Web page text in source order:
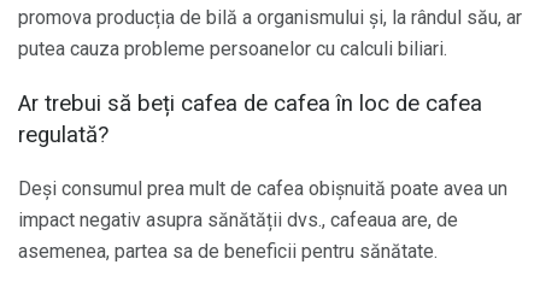
promova producția de bilă a organismului și, la rândul său, ar
putea cauza probleme persoanelor cu calculi biliari.
Ar trebui să beți cafea de cafea în loc de cafea
regulată?
Deși consumul prea mult de cafea obișnuită poate avea un
impact negativ asupra sănătății dvs., cafeaua are, de
asemenea, partea sa de beneficii pentru sănătate.